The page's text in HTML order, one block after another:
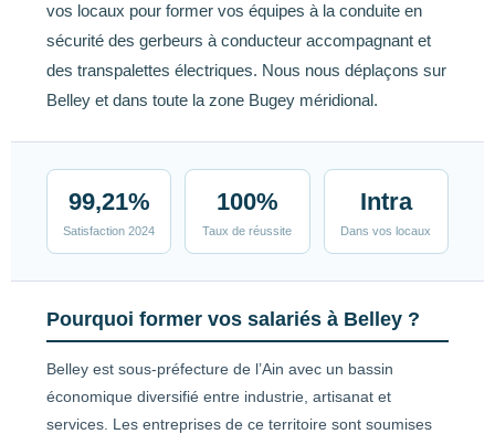
vos locaux pour former vos équipes à la conduite en
sécurité des gerbeurs à conducteur accompagnant et
des transpalettes électriques. Nous nous déplaçons sur
Belley et dans toute la zone Bugey méridional.
99,21%
Satisfaction 2024
100%
Taux de réussite
Intra
Dans vos locaux
Pourquoi former vos salariés à Belley ?
Belley est sous-préfecture de l’Ain avec un bassin
économique diversifié entre industrie, artisanat et
services. Les entreprises de ce territoire sont soumises